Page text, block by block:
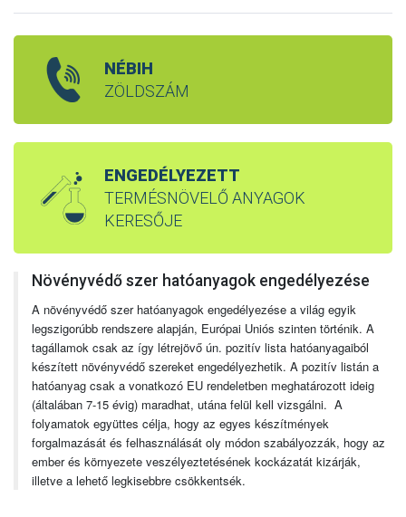
NÉBIH
ZÖLDSZÁM
ENGEDÉLYEZETT
TERMÉSNÖVELŐ ANYAGOK
KERESŐJE
Növényvédő szer hatóanyagok engedélyezése
A növényvédő szer hatóanyagok engedélyezése a világ egyik
legszigorúbb rendszere alapján, Európai Uniós szinten történik. A
tagállamok csak az így létrejövő ún. pozitív lista hatóanyagaiból
készített növényvédő szereket engedélyezhetik. A pozitív listán a
hatóanyag csak a vonatkozó EU rendeletben meghatározott ideig
(általában 7-15 évig) maradhat, utána felül kell vizsgálni. A
folyamatok együttes célja, hogy az egyes készítmények
forgalmazását és felhasználását oly módon szabályozzák, hogy az
ember és környezete veszélyeztetésének kockázatát kizárják,
illetve a lehető legkisebbre csökkentsék.